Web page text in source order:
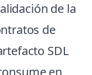
de la
de
SDL
en